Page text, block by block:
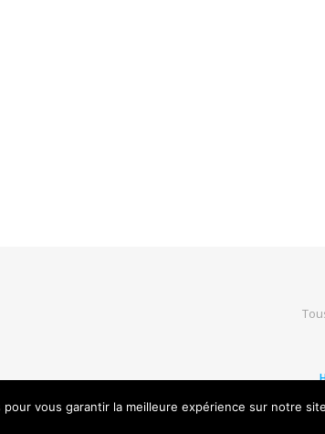
vous garantir la meilleure expérience sur notre